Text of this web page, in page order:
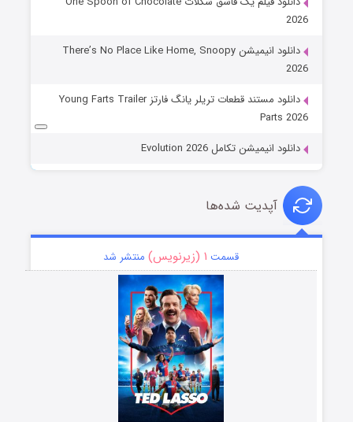
2026
دانلود انیمیشن There’s No Place Like Home, Snoopy
2026
دانلود مستند قطعات تریلر یانگ فارتز Young Farts Trailer
Parts 2026
دانلود انیمیشن تکامل Evolution 2026
آپدیت شده‌ها
قسمت ۱ (زیرنویس) منتشر شد